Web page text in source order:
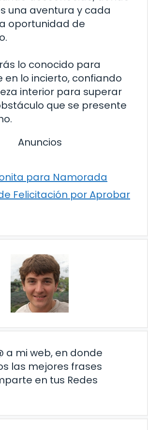
una aventura y cada
oportunidad de
lo conocido para
en lo incierto, confiando
interior para superar
que se presente
Anuncios
para Namorada
Felicitación por Aprobar
a mi web, en donde
las mejores frases
en tus Redes